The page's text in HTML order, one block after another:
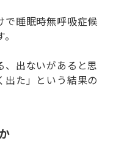
で睡眠時無呼吸症候
、出ないがあると思
出た」という結果の